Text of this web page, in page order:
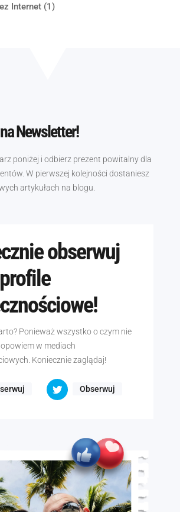
Internet(1)
Newsletter!
poniżej i odbierz prezent powitalny dla
W pierwszej kolejności dostaniesz
artykułach na blogu.
obserwuj
Ponieważ wszystko o czym nie
w mediach
Koniecznie zaglądaj!
Obserwuj